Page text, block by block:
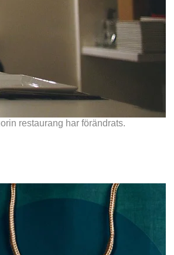
restaurang har förändrats.